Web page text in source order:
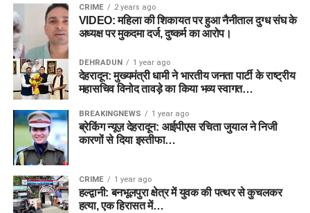
CRIME 2 years ago
VIDEO: महिला की शिकायत पर हुआ नैनीताल दुग्ध संघ के
अध्यक्ष पर मुकदमा दर्ज, दुष्कर्म का आरोप।
DEHRADUN 1 year ago
देहरादून: मुख्यमंत्री धामी ने भारतीय जनता पार्टी के राष्ट्रीय
महासचिव विनोद तावड़े का किया भव्य स्वागत…
BREAKINGNEWS 1 year ago
ब्रेकिंग न्यूज़ देहरादून: आईपीएस रचिता जुयाल ने निजी
कारणों से दिया इस्तीफा…
CRIME 1 year ago
हल्द्वानी: बनभूलपुरा क्षेत्र में युवक की पत्थर से कुचलकर
हत्या, एक हिरासत में…